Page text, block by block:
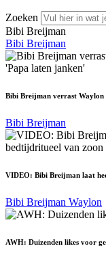
Zoeken
Bibi Breijman
Bibi Breijman
Bibi Breijman verrast
Bibi Breijman
VIDEO: Bibi Breijman laat
Bibi Breijman Waylon
AWH: Duizenden likes voor